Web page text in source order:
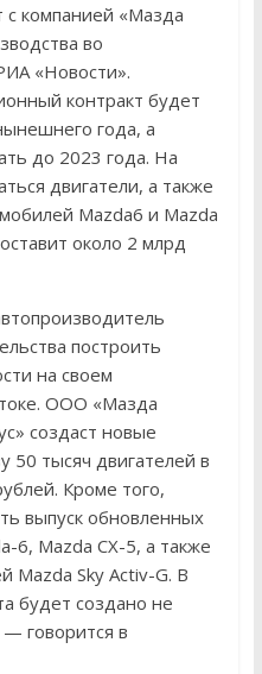
с компанией «Мазда
во
«Новости».
контракт будет
года, а
до 2023 года. На
двигатели, а также
Mazda6 и Mazda
около 2 млрд
построить
на своем
ООО «Мазда
создаст новые
50 тысяч двигателей в
Кроме того,
выпуск обновленных
6, Mazda CX-5, а также
Mazda Sky Activ-G. В
будет создано не
говорится в